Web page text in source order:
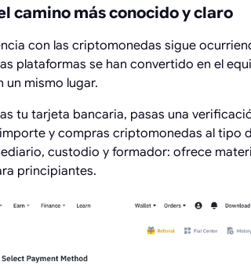
camino más conocido y claro
con las criptomonedas sigue
plataformas se han convertido en el
un mismo lugar.
tu tarjeta bancaria, pasas una
y compras criptomonedas al tipo
custodio y formador: ofrece
principiantes.